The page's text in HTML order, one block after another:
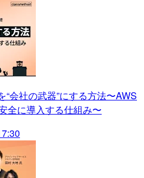
“会社の武器”にする方法〜AWS
全に導入する仕組み〜